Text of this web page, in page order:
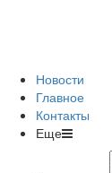
Новости
Главное
Контакты
Еще